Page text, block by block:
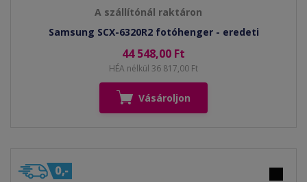
A szállítónál raktáron
Samsung SCX-6320R2 fotóhenger - eredeti
44 548,00 Ft
HÉA nélkül 36 817,00 Ft
Vásároljon